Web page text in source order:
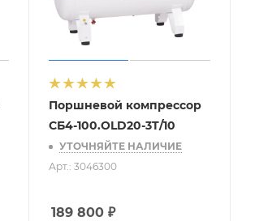
Поршневой компрессор
СБ4-100.OLD20-3T/10
УТОЧНЯЙТЕ НАЛИЧИЕ
Арт.: 3046300
189 800₽